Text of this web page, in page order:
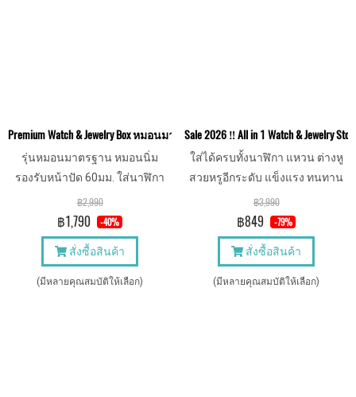
Premium Watch & Jewelry Box หมอนมาตรฐาน กล่องใส่เครื่องประดับ นาฬิก
รุ่นหมอนมาตรฐาน หมอนนิ่ม
รองรับหน้าปัด 60มม. ใส่นาฬิกา
เรือนใหญ่ได้สบายๆ งานสวย วัสดุ
ดี พรีเมี่ยม
฿2,990
฿1,790 -40%
สั่งซื้อสินค้า
(มีหลายคุณสมบัติให้เลือก)
Sale 2026 ‼️ All in 1 Watch & Jewelry
ใส่ได้ครบทั้งนาฬิกา แหวน ต่างหู
สวยหรูอีกระดับ แข็งแรง ทนทาน
หมอนนาฬิกา 55mm.
฿3,990
฿849 -79%
สั่งซื้อสินค้า
(มีหลายคุณสมบัติให้เลือก)